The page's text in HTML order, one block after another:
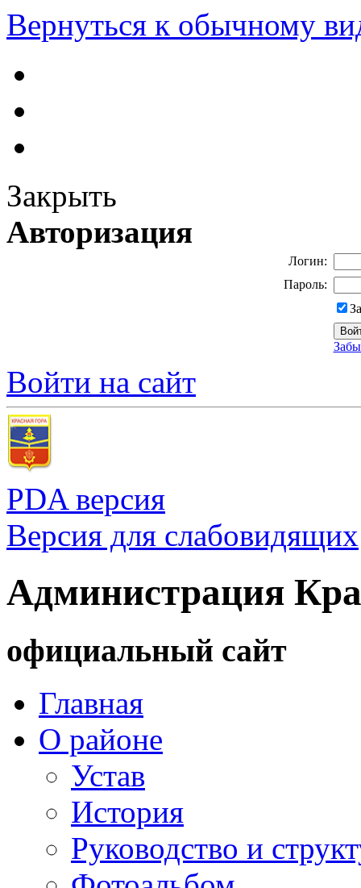
Вернуться к обычному
Закрыть
Авторизация
Логин:
Пароль:
Войти на сайт
PDA версия
Версия для слабовидящих
Администрация
официальный сайт
Главная
О районе
Устав
История
Руководство и